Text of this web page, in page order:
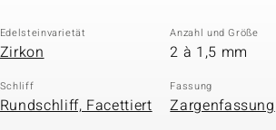
Edelsteinvarietät
Zirkon
Anzahl und Größe
2 à 1,5 mm
Schliff
Rundschliff, Facettiert
Fassung
Zargenfassung